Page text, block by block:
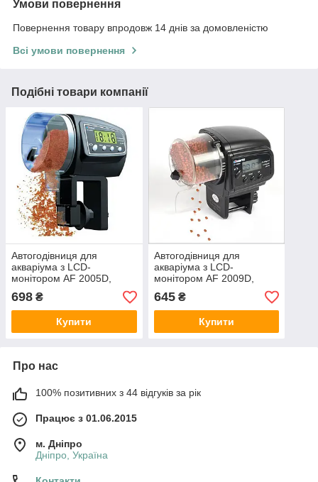
Умови повернення
Повернення товару впродовж 14 днів за домовленістю
Всі умови повернення
Подібні товари компанії
Автогодівниця для
акваріума з LCD-
монітором AF 2005D,
Resun
698 ₴
Купити
Автогодівниця для
акваріума з LCD-
монітором AF 2009D,
Resun
645₴
Купити
Про нас
100% позитивних з 44 відгуків за рік
Працює з 01.06.2015
м. Дніпро
Дніпро, Україна